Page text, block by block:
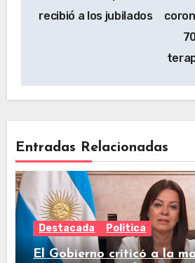
recibió a los jubilados
Entradas Relacionadas
Destacada Politica
El Gobierno criticó a la